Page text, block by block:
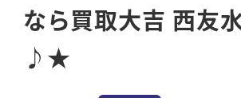
なら買取大吉 西友
♪★